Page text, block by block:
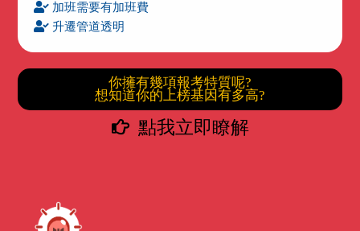
加班需要有加班費
升遷管道透明
你擁有幾項報考特質呢?
想知道你的上榜基因有多高?
點我立即瞭解